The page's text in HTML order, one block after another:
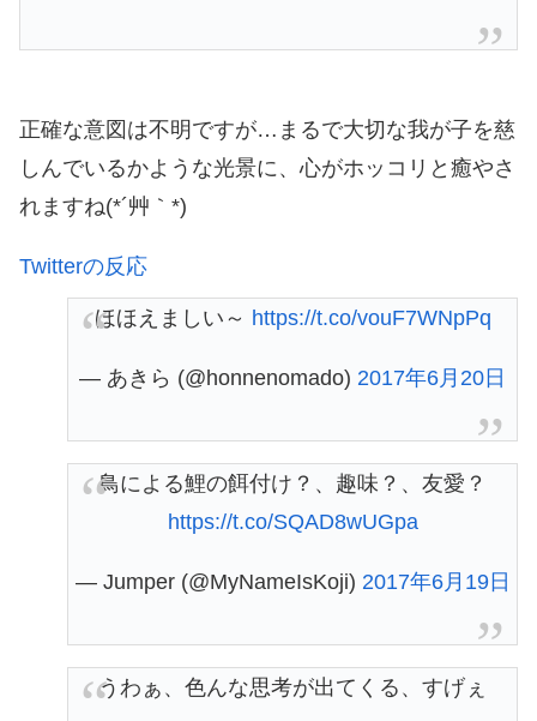
正確な意図は不明ですが…まるで大切な我が子を慈
しんでいるかような光景に、心がホッコリと癒やさ
れますね(*´艸｀*)
Twitterの反応
ほほえましい～ https://t.co/vouF7WNpPq
— あきら (@honnenomado) 2017年6月20日
鳥による鯉の餌付け？、趣味？、友愛？
https://t.co/SQAD8wUGpa
— Jumper (@MyNameIsKoji) 2017年6月19日
うわぁ、色んな思考が出てくる、すげぇ